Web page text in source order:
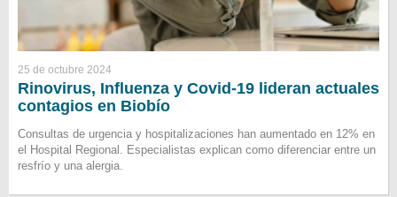
25 de octubre 2024
Rinovirus, Influenza y Covid-19 lideran actuales
contagios en Biobío
Consultas de urgencia y hospitalizaciones han aumentado en 12% en
el Hospital Regional. Especialistas explican como diferenciar entre un
resfrío y una alergia.